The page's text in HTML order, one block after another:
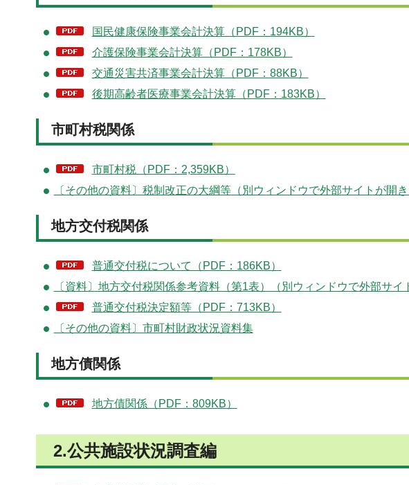
国民健康保険事業会計決算（PDF：194KB）
介護保険事業会計決算（PDF：178KB）
交通災害共済事業会計決算（PDF：88KB）
後期高齢者医療事業会計決算（PDF：183KB）
市町村税関係
市町村税（PDF：2,359KB）
〔その他の資料〕税制改正の大綱等（別ウィンドウで外部サイトが開き
地方交付税関係
普通交付税について（PDF：186KB）
〔資料〕地方交付税関係参考資料（第1表）（別ウィンドウで外部サイ
普通交付税決定額等（PDF：713KB）
〔その他の資料〕市町村財政状況資料集
地方債関係
地方債関係（PDF：809KB）
2.公共施設状況調査編